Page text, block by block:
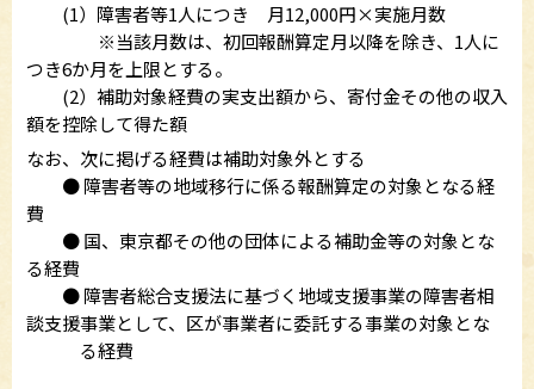
(1）障害者等1人につき 月12,000円×実施月数
※当該月数は、初回報酬算定月以降を除き、1人に
つき6か月を上限とする。
(2）補助対象経費の実支出額から、寄付金その他の収入
額を控除して得た額
なお、次に掲げる経費は補助対象外とする
● 障害者等の地域移行に係る報酬算定の対象となる経
費
● 国、東京都その他の団体による補助金等の対象とな
る経費
● 障害者総合支援法に基づく地域支援事業の障害者相
談支援事業として、区が事業者に委託する事業の対象とな
る経費